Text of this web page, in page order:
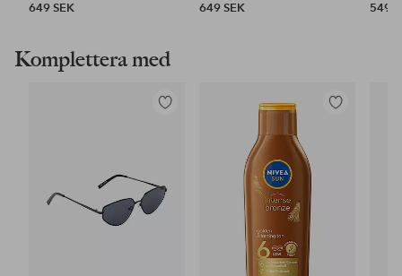
649 SEK
649 SEK
549
Komplettera med
Lägg
Lägg